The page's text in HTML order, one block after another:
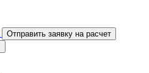
Отправить заявку на расчет